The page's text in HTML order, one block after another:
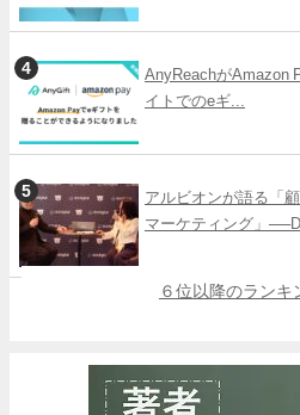
AnyReachがAmazon
イトでのeギ...
アルビオンが語る「
マーケティング」
６位以降のランキ